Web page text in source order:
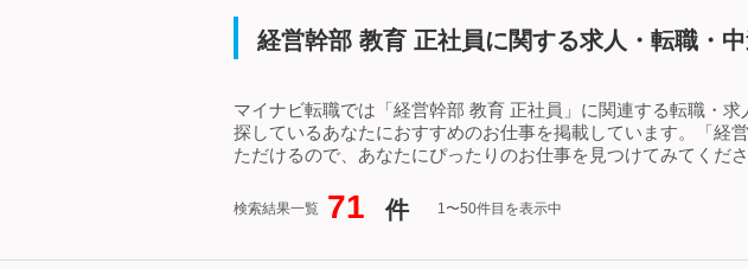
経営幹部 教育 正社員に関する求人・転職・
マイナビ転職では「経営幹部 教育 正社員」に関連する転職・
探しているあなたにおすすめのお仕事を掲載しています。「経
ただけるので、あなたにぴったりのお仕事を見つけてみてくだ
検索結果一覧 71 件 1〜50件目を表示中